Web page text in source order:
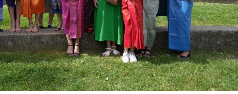
Hebdo39